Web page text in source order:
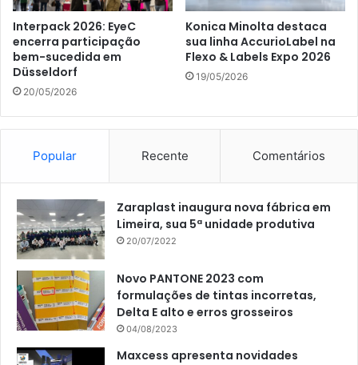
Interpack 2026: EyeC
encerra participação
bem-sucedida em
Düsseldorf
20/05/2026
Konica Minolta destaca
sua linha AccurioLabel na
Flexo & Labels Expo 2026
19/05/2026
Popular Recente Comentários
Zaraplast inaugura nova fábrica em
Limeira, sua 5ª unidade produtiva
20/07/2022
Novo PANTONE 2023 com
formulações de tintas incorretas,
Delta E alto e erros grosseiros
04/08/2023
Maxcess apresenta novidades